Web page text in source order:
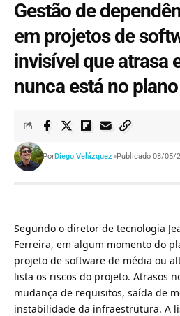
Gestão de
em projetos de
invisível que atrasa
nunca está no plano
PorDiego Velázquez Publicado 08/05/
Segundo o diretor de tecnologia
Ferreira, em algum momento do
projeto de software de média ou
lista os riscos do projeto. Atrasos
mudança de requisitos, saída de
instabilidade da infraestrutura. A